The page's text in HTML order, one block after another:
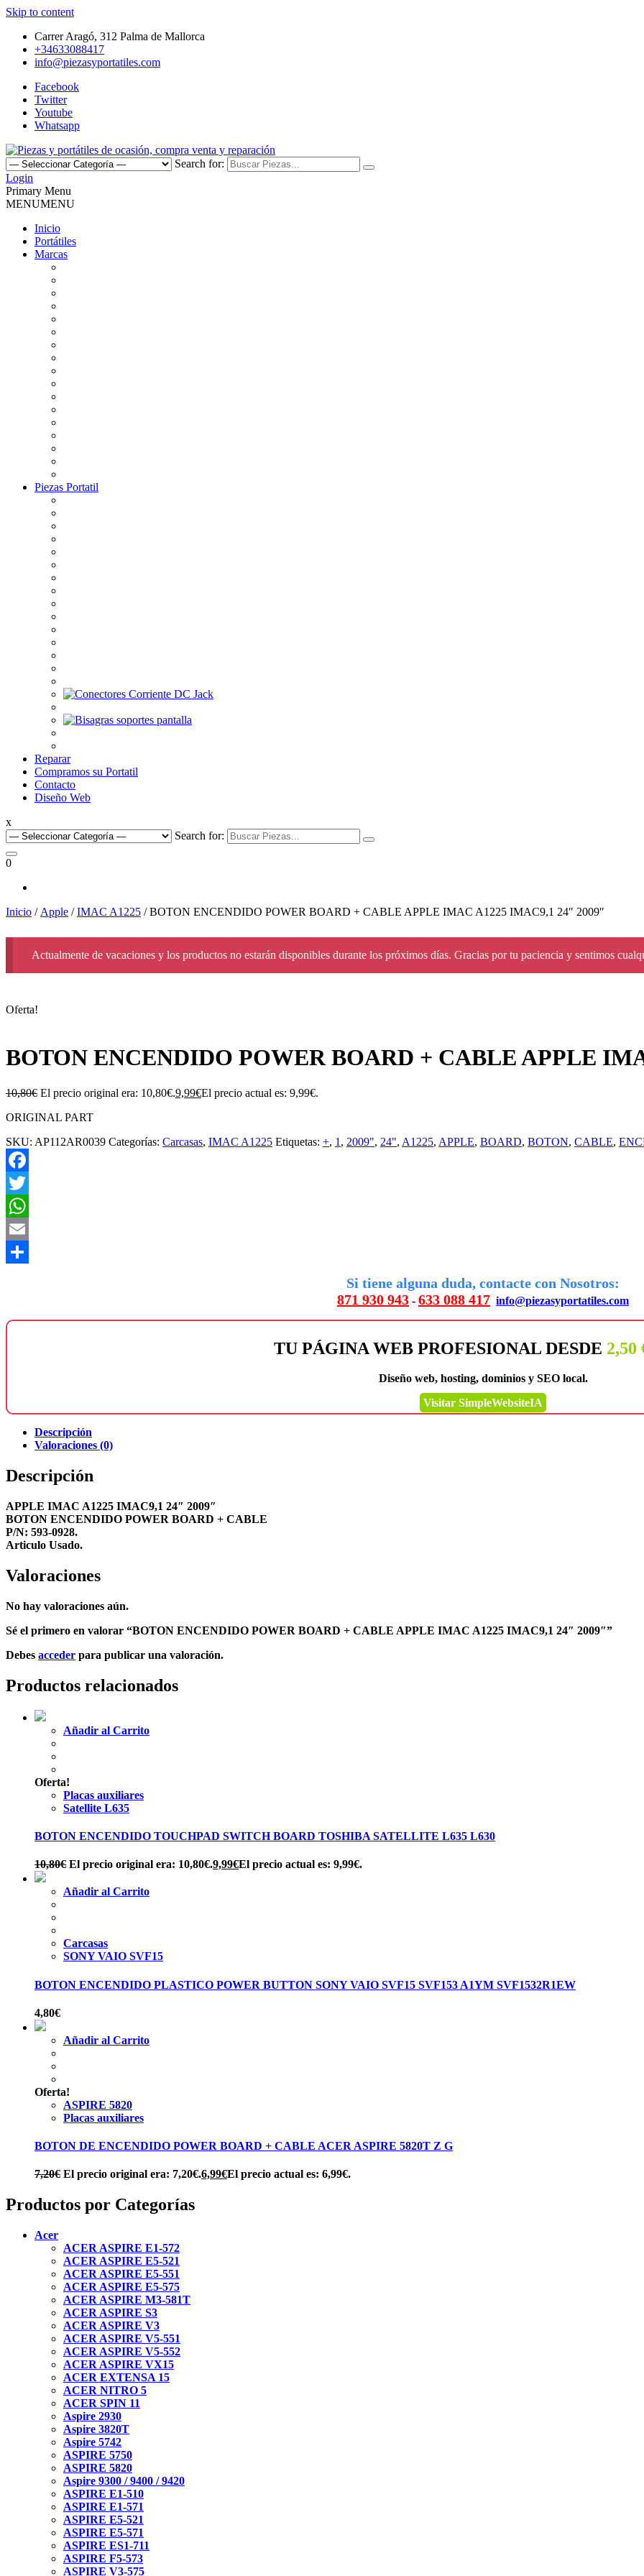
Skip to content
Carrer Aragó, 312 Palma de Mallorca
+34633088417
info@piezasyportatiles.com
Facebook
Twitter
Youtube
Whatsapp
Piezas y portátiles de ocasión, compra venta y reparación
Todo lo que necesitas para reparar tu portatil, Pantallas, Teclas, Teclados, Baterías, Carcasas, Placas, Gráficas, Procesadores, Ventiladores
Search for:
Login
Primary Menu
MENUMENU
Inicio
Portátiles
Marcas
Piezas Portatil
Reparar
Compramos su Portatil
Contacto
Diseño Web
x
Search for:
0
Inicio / Apple /IMAC A1225 / BOTON ENCENDIDO POWER BOARD + CABLE APPLE IMAC A1225 IMAC9,1 24″ 2009″
Actualmente de vacaciones y los productos no estarán disponibles durante los próximos días. Gracias por tu paciencia y sentimos
Oferta!
BOTON ENCENDIDO POWER BOARD + CABLE APPLE
10,80€ El precio original era: 10,80€.9,99€El precio actual es: 9,99€.
ORIGINAL PART
SKU: AP112AR0039 Categorías: Carcasas, IMAC A1225 Etiquetas: +, 1 , 2009", 24", A1225, APPLE, BOARD, BOTON, CABLE,
Facebook
Twitter
WhatsApp
Email
Si tiene alguna duda, contacte con Nosotros:
871 930 943 - 633 088 417 info@piezasyportatiles.com
TU PÁGINA WEB PROFESIONAL DESDE 2,50
Diseño web, hosting, dominios y SEO local.
Visitar SimpleWebsiteIA
Descripción
Valoraciones (0)
Descripción
APPLE IMAC A1225 IMAC9,1 24″ 2009″
BOTON ENCENDIDO POWER BOARD + CABLE
P/N: 593-0928.
Articulo Usado.
Valoraciones
No hay valoraciones aún.
Sé el primero en valorar “BOTON ENCENDIDO POWER BOARD + CABLE APPLE IMAC A1225 IMAC9,1 24″ 2009″”
Debes acceder para publicar una valoración.
Productos relacionados
Añadir al Carrito
Oferta!
Placas auxiliares
Satellite L635
BOTON ENCENDIDO TOUCHPAD SWITCH BOARD TOSHIBA SATELLITE L635 L630
10,80€ El precio original era: 10,80€.9,99€El precio actual es: 9,99€.
Añadir al Carrito
Carcasas
SONY VAIO SVF15
BOTON ENCENDIDO PLASTICO POWER BUTTON SONY VAIO SVF15 SVF153 A1YM SVF1532R1EW
4,80€
Añadir al Carrito
Oferta!
ASPIRE 5820
Placas auxiliares
BOTON DE ENCENDIDO POWER BOARD + CABLE ACER ASPIRE 5820T Z G
7,20€ El precio original era: 7,20€.6,99€El precio actual es: 6,99€.
Productos por Categorías
Acer
ACER ASPIRE E1-572
ACER ASPIRE E5-521
ACER ASPIRE E5-551
ACER ASPIRE E5-575
ACER ASPIRE M3-581T
ACER ASPIRE S3
ACER ASPIRE V3
ACER ASPIRE V5-551
ACER ASPIRE V5-552
ACER ASPIRE VX15
ACER EXTENSA 15
ACER NITRO 5
ACER SPIN 11
Aspire 2930
Aspire 3820T
Aspire 5742
ASPIRE 5750
ASPIRE 5820
Aspire 9300 / 9400 / 9420
ASPIRE E1-510
ASPIRE E1-571
ASPIRE E5-521
ASPIRE E5-571
ASPIRE ES1-711
ASPIRE F5-573
ASPIRE V3-575